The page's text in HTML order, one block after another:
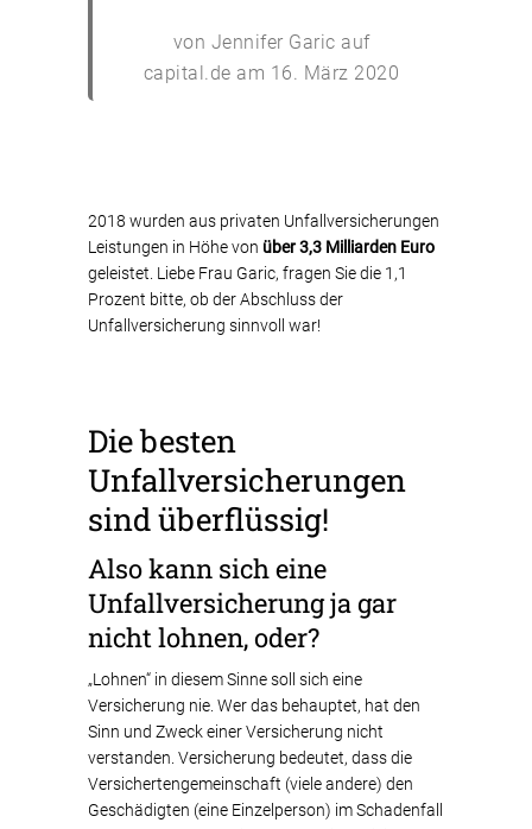
von Jennifer Garic auf
capital.de am 16. März 2020
2018 wurden aus privaten Unfallversicherungen
Leistungen in Höhe von über 3,3 Milliarden Euro
geleistet. Liebe Frau Garic, fragen Sie die 1,1
Prozent bitte, ob der Abschluss der
Unfallversicherung sinnvoll war!
Die besten
Unfallversicherungen
sind überflüssig!
Also kann sich eine
Unfallversicherung ja gar
nicht lohnen, oder?
„Lohnen“ in diesem Sinne soll sich eine
Versicherung nie. Wer das behauptet, hat den
Sinn und Zweck einer Versicherung nicht
verstanden. Versicherung bedeutet, dass die
Versichertengemeinschaft (viele andere) den
Geschädigten (eine Einzelperson) im Schadenfall